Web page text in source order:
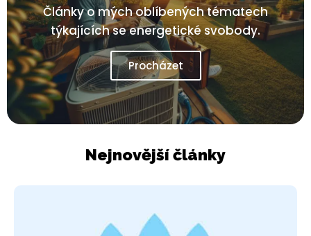
Články o mých oblíbených tématech
týkajících se energetické svobody.
Procházet
Nejnovější články